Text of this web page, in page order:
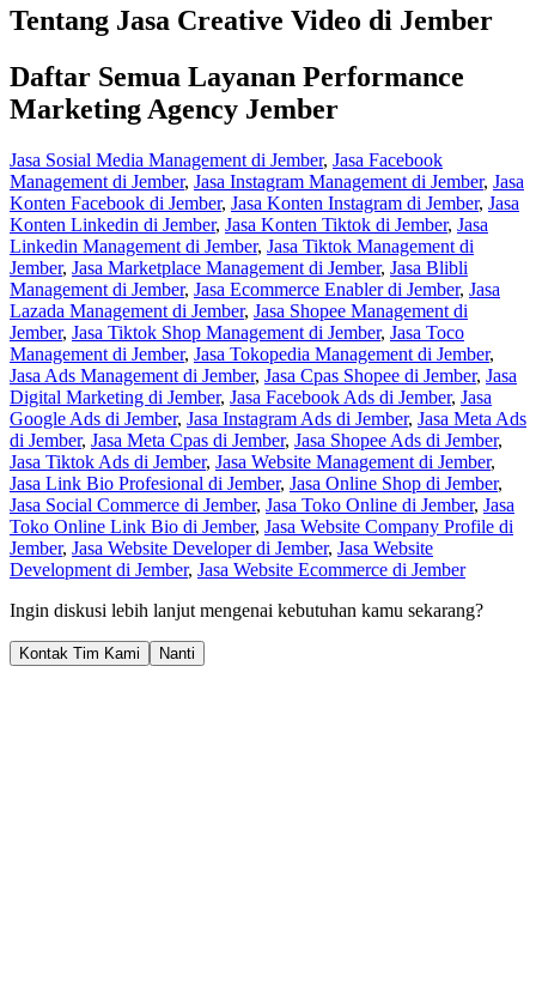
Tentang Jasa Creative Video di Jember
Daftar Semua Layanan Performance
Marketing Agency Jember
Jasa Sosial Media Management di Jember, Jasa Facebook
Management di Jember, Jasa Instagram Management di Jember, Jasa
Konten Facebook di Jember, Jasa Konten Instagram di Jember, Jasa
Konten Linkedin di Jember, Jasa Konten Tiktok di Jember, Jasa
Linkedin Management di Jember, Jasa Tiktok Management di
Jember, Jasa Marketplace Management di Jember, Jasa Blibli
Management di Jember, Jasa Ecommerce Enabler di Jember, Jasa
Lazada Management di Jember, Jasa Shopee Management di
Jember, Jasa Tiktok Shop Management di Jember, Jasa Toco
Management di Jember, Jasa Tokopedia Management di Jember,
Jasa Ads Management di Jember, Jasa Cpas Shopee di Jember, Jasa
Digital Marketing di Jember, Jasa Facebook Ads di Jember, Jasa
Google Ads di Jember, Jasa Instagram Ads di Jember, Jasa Meta Ads
di Jember, Jasa Meta Cpas di Jember, Jasa Shopee Ads di Jember,
Jasa Tiktok Ads di Jember, Jasa Website Management di Jember,
Jasa Link Bio Profesional di Jember, Jasa Online Shop di Jember,
Jasa Social Commerce di Jember, Jasa Toko Online di Jember, Jasa
Toko Online Link Bio di Jember, Jasa Website Company Profile di
Jember, Jasa Website Developer di Jember, Jasa Website
Development di Jember, Jasa Website Ecommerce di Jember
Ingin diskusi lebih lanjut mengenai kebutuhan kamu sekarang?
Kontak Tim Kami Nanti